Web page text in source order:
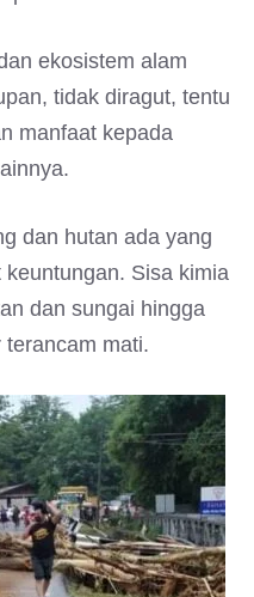
ekosistem alam
tidak diragut, tentu
manfaat kepada
dan hutan ada yang
Sisa kimia
dan sungai hingga
mati.